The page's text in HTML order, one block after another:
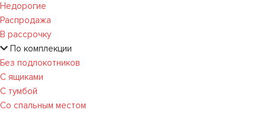
Недорогие
Распродажа
В рассрочку
По комплекции
Без подлокотников
С ящиками
С тумбой
Со спальным местом